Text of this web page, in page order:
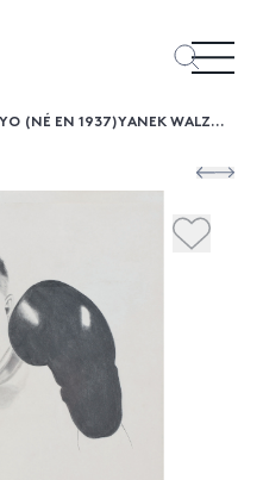
EDUARDO ARROYO (NÉ EN 1937)YANEK WALZACK, 1974MINE DE PLOMB SUR PAPIERSIGNÉ ET DATÉ ET TITRÉ EN BAS76 × 55,5 CM"DESSIN ORIGINAL À LA...